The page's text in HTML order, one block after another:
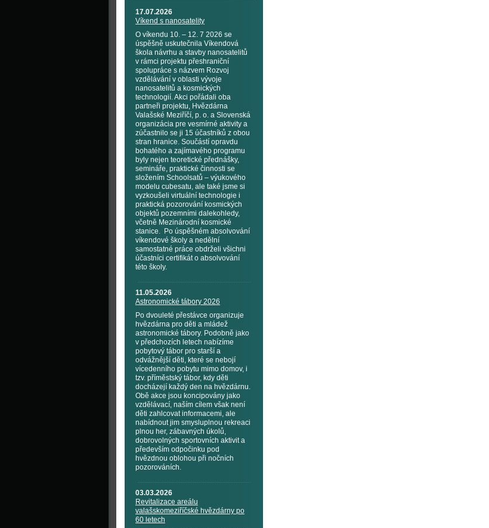
17.07.2026
Víkend s nanosatelity
O víkendu 10. – 12. 7 2026 se
úspěšně uskutečnila Víkendová
škola návrhu a stavby nanosatelitů
v rámci projektu přeshraniční
spolupráce s názvem Rozvoj
vzdělávání v oblasti vývoje
nanosatelitů a kosmických
technologií. Akci pořádali oba
partneři projektu, Hvězdárna
Valašské Meziříčí, p. o. a Slovenská
organizácia pre vesmírné aktivity a
zúčastnilo se ji 15 účastníků z obou
stran hranice. Součástí opravdu
bohatého a zajímavého programu
byly nejen teoretické přednášky,
semináře, praktické činnosti se
složením Schoolsatů – výukového
modelu cubesatu, ale také jsme si
vyzkoušeli virtuální technologie i
praktická pozorování kosmických
objektů pozemními dalekohledy,
včetně Mezinárodní kosmické
stanice. Po úspěšném absolvování
víkendové školy a nedělní
samostatné práce obdrželi všichni
účastníci certifikát o absolvování
této školy.
11.05.2026
Astronomické tábory 2026
Po dvouleté přestávce organizuje
hvězdárna pro děti a mládež
astronomické tábory. Podobně jako
v předchozích letech nabízíme
pobytový tábor pro starší a
odvážnější děti, které se nebojí
vícedenního pobytu mimo domov, i
tzv. příměstský tábor, kdy děti
docházejí každý den na hvězdárnu.
Obě akce jsou koncipovány jako
vzdělávací, naším cílem však není
děti zahlcovat informacemi, ale
nabídnout jim smysluplnou rekreaci
plnou her, zábavných úkolů,
dobrovolných sportovních aktivit a
především odpočinku pod
hvězdnou oblohou při nočních
pozorováních.
03.03.2026
Revitalizace areálu
valašskomeziříčské hvězdárny po
60 letech